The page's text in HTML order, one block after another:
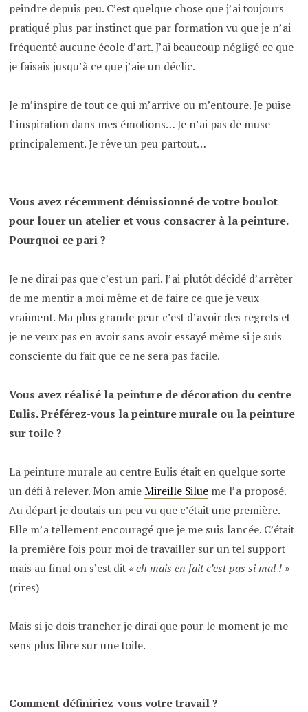
peindre depuis peu. C’est quelque chose que j’ai toujours
pratiqué plus par instinct que par formation vu que je n’ai
fréquenté aucune école d’art. J’ai beaucoup négligé ce que
je faisais jusqu’à ce que j’aie un déclic.
Je m’inspire de tout ce qui m’arrive ou m’entoure. Je puise
l’inspiration dans mes émotions… Je n’ai pas de muse
principalement. Je rêve un peu partout…
Vous avez récemment démissionné de votre boulot
pour louer un atelier et vous consacrer à la peinture.
Pourquoi ce pari ?
Je ne dirai pas que c’est un pari. J’ai plutôt décidé d’arrêter
de me mentir a moi même et de faire ce que je veux
vraiment. Ma plus grande peur c’est d’avoir des regrets et
je ne veux pas en avoir sans avoir essayé même si je suis
consciente du fait que ce ne sera pas facile.
Vous avez réalisé la peinture de décoration du centre
Eulis. Préférez-vous la peinture murale ou la peinture
sur toile ?
La peinture murale au centre Eulis était en quelque sorte
un défi à relever. Mon amieMireille Silue me l’a proposé.
Au départ je doutais un peu vu que c’était une première.
Elle m’a tellement encouragé que je me suis lancée. C’était
la première fois pour moi de travailler sur un tel support
mais au final on s’est dit « eh mais en fait c’est pas si mal ! »
(rires)
Mais si je dois trancher je dirai que pour le moment je me
sens plus libre sur une toile.
Comment définiriez-vous votre travail ?